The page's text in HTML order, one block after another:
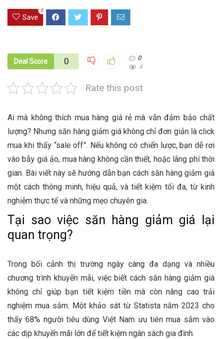
Save
0
Deal Score 0
0
4
Rate this post
Ai mà không thích mua hàng giá rẻ mà vẫn đảm bảo chất
lượng? Nhưng săn hàng giảm giá không chỉ đơn giản là click
mua khi thấy “sale off”. Nếu không có chiến lược, bạn dễ rơi
vào bẫy giá ảo, mua hàng không cần thiết, hoặc lãng phí thời
gian. Bài viết này sẽ hướng dẫn bạn cách săn hàng giảm giá
một cách thông minh, hiệu quả, và tiết kiệm tối đa, từ kinh
nghiệm thực tế và những mẹo chuyên gia.
Tại sao việc săn hàng giảm giá lại
quan trọng?
Trong bối cảnh thị trường ngày càng đa dạng và nhiều
chương trình khuyến mãi, việc biết cách săn hàng giảm giá
không chỉ giúp bạn tiết kiệm tiền mà còn nâng cao trải
nghiệm mua sắm. Một khảo sát từ Statista năm 2023 cho
thấy 68% người tiêu dùng Việt Nam ưu tiên mua sắm vào
các dịp khuyến mãi lớn để tiết kiệm ngân sách gia đình.